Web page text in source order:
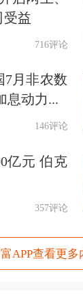
发承销细
相应的要
10亿元
比例不
进行网
。这也是
进行询价
价。毕竟
受益
716评论
7月非农数
息动力...
146评论
亿元 伯克
357评论
APP查看更多